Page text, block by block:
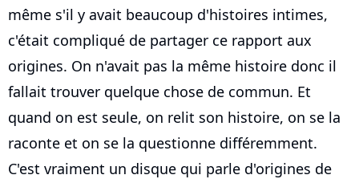
même s'il y avait beaucoup d'histoires intimes,
c'était compliqué de partager ce rapport aux
origines. On n'avait pas la même histoire donc il
fallait trouver quelque chose de commun. Et
quand on est seule, on relit son histoire, on se la
raconte et on se la questionne différemment.
C'est vraiment un disque qui parle d'origines de